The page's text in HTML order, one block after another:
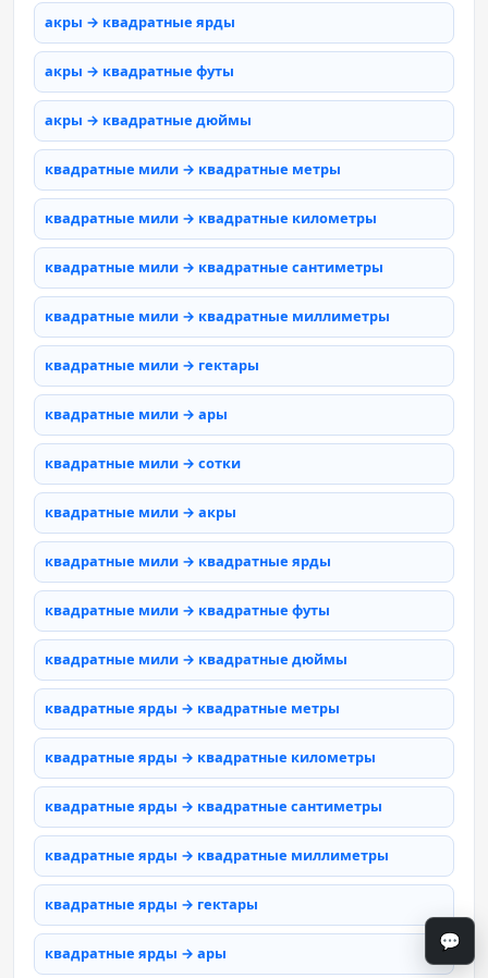
акры → квадратные ярды
акры → квадратные футы
акры → квадратные дюймы
квадратные мили → квадратные метры
квадратные мили → квадратные километры
квадратные мили → квадратные сантиметры
квадратные мили → квадратные миллиметры
квадратные мили → гектары
квадратные мили → ары
квадратные мили → сотки
квадратные мили → акры
квадратные мили → квадратные ярды
квадратные мили → квадратные футы
квадратные мили → квадратные дюймы
квадратные ярды → квадратные метры
квадратные ярды → квадратные километры
квадратные ярды → квадратные сантиметры
квадратные ярды → квадратные миллиметры
квадратные ярды → гектары
квадратные ярды → ары
💬